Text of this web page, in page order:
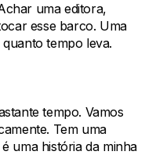
uma editora,
esse barco. Uma
tempo leva.
tempo. Vamos
Tem uma
uma história da minha